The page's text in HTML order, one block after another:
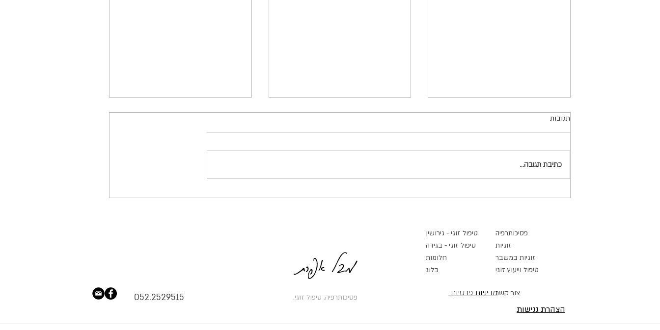
למה כל כך קשה לנו לקבל
כולנו מקבלים החלטות מדי יום. חלקן
קטנות ופשוטות, ואחרות משמעותיות
ביטחון, מפחד לטעות או מהיעדר מידע.
פער בחשק המיני בין בני זוג: למה
אחד הנושאים השכיחים ביותר בחדר
חשק או פחות פניות רגשית לכך. עם הזמן,
רגשות שלא נאמרים – והמחיר
"קרה לך שהתרחקת מחבר.ה כי הרגשת
לדבר – התרחקת.שמרת את הרגש בפנים,
תגובות
כתיבת תגובה...
052.2529515 פסיכותרפיה. טיפול זוגי.
טיפול זוגי - גירושין
טיפול זוגי - בגידה
חלומות
בלוג
פסיכותרפיה
זוגיות
זוגיות במשבר
טיפול וייעוץ זוגי
צור קשרמדיניות פרטיות
הצהרת נגישות